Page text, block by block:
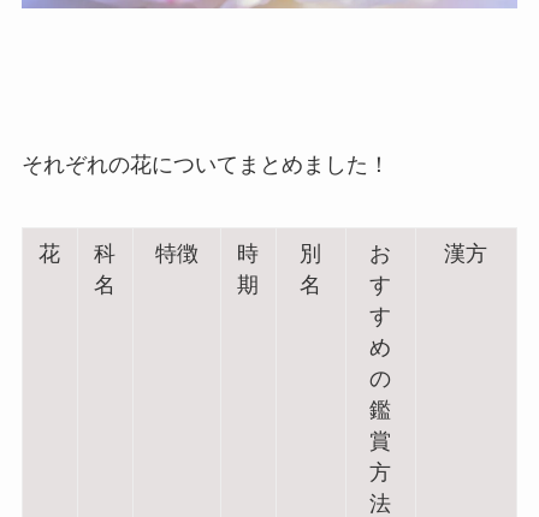
それぞれの花についてまとめました！
花
科
名
特徴
時
期
別
名
お
す
す
め
の
鑑
賞
方
法
漢方